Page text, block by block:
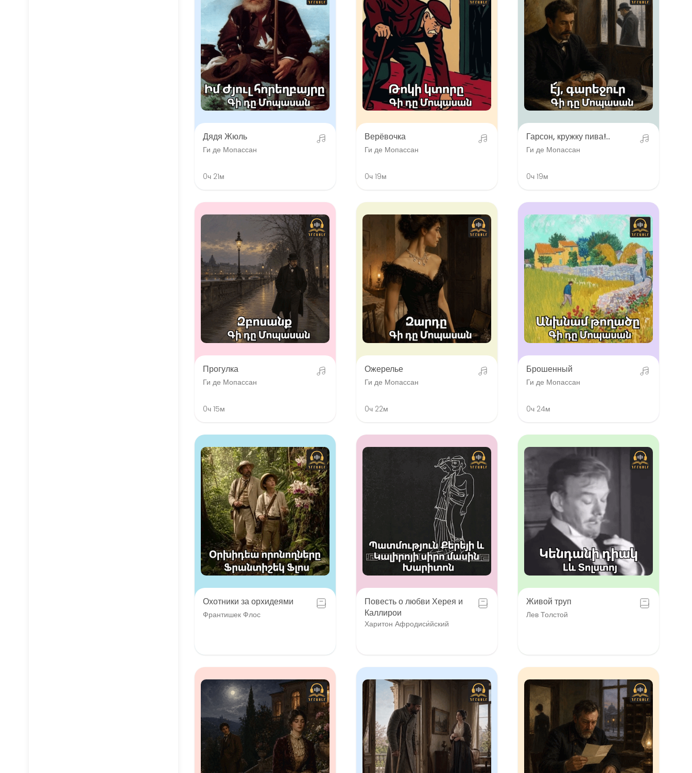
Дядя Жюль
Ги де Мопассан
0ч 21м
Верёвочка
Ги де Мопассан
0ч 19м
Гарсон, кружку пива!..
Ги де Мопассан
0ч 19м
Прогулка
Ги де Мопассан
0ч 15м
Ожерелье
Ги де Мопассан
0ч 22м
Брошенный
Ги де Мопассан
0ч 24м
Охотники за орхидеями
Франтишек Флос
Повесть о любви Херея и
Каллирои
Харитон Афродиси́йский
Живой труп
Лев Толстой